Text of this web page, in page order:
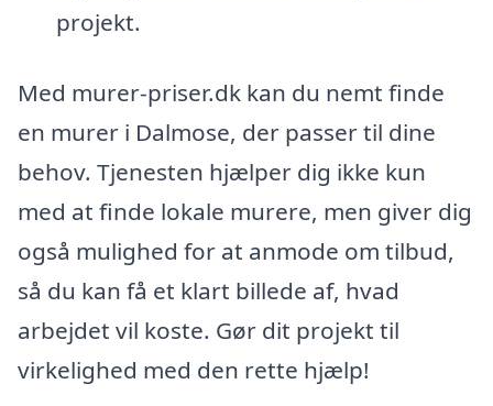
projekt.
Med murer-priser.dk kan du nemt finde
en murer i Dalmose, der passer til dine
behov. Tjenesten hjælper dig ikke kun
med at finde lokale murere, men giver dig
også mulighed for at anmode om tilbud,
så du kan få et klart billede af, hvad
arbejdet vil koste. Gør dit projekt til
virkelighed med den rette hjælp!